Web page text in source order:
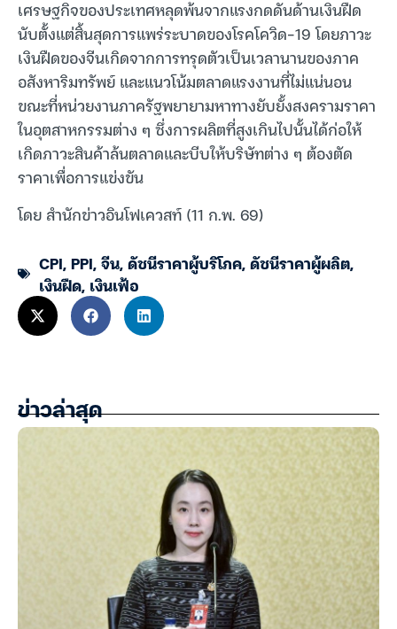
เศรษฐกิจของประเทศหลุดพ้นจากแรงกดดันด้านเงินฝืด
นับตั้งแต่สิ้นสุดการแพร่ระบาดของโรคโควิด-19 โดยภาวะ
เงินฝืดของจีนเกิดจากการทรุดตัวเป็นเวลานานของภาค
อสังหาริมทรัพย์ และแนวโน้มตลาดแรงงานที่ไม่แน่นอน
ขณะที่หน่วยงานภาครัฐพยายามหาทางยับยั้งสงครามราคา
ในอุตสาหกรรมต่าง ๆ ซึ่งการผลิตที่สูงเกินไปนั้นได้ก่อให้
เกิดภาวะสินค้าล้นตลาดและบีบให้บริษัทต่าง ๆ ต้องตัด
ราคาเพื่อการแข่งขัน
โดย สำนักข่าวอินโฟเควสท์ (11 ก.พ. 69)
CPI,PPI,จีน,ดัชนีราคาผู้บริโภค,ดัชนีราคาผู้ผลิต,
เงินฝืด, เงินเฟ้อ
ข่าวล่าสุด